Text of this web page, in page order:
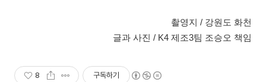
촬영지 / 강원도 화천
글과 사진 / K4 제조3팀 조승오 책임
8 구독하기